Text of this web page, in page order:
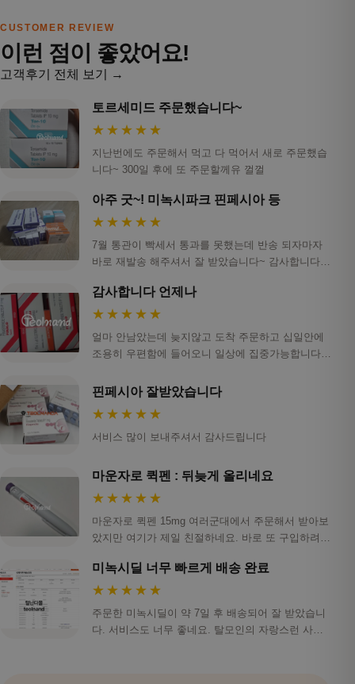
CUSTOMER REVIEW
이런 점이 좋았어요!
고객후기 전체 보기 →
토르세미드 주문했습니다~
★★★★★
지난번에도 주문해서 먹고 다 먹어서 새로 주문했습
니다~ 300일 후에 또 주문할께유 껄껄
아주 굿~! 미녹시파크 핀페시아 등
★★★★★
7월 통관이 빡세서 통과를 못했는데 반송 되자마자
바로 재발송 해주셔서 잘 받았습니다~ 감사합니다!
감사합니다 언제나
★★★★★
얼마 안남았는데 늦지않고 도착 주문하고 십일안에
조용히 우편함에 들어오니 일상에 집중가능합니다.
핀페시아 잘받았습니다
★★★★★
서비스 많이 보내주셔서 감사드립니다
마운자로 퀵펜 : 뒤늦게 올리네요
★★★★★
마운자로 퀵펜 15mg 여러군대에서 주문해서 받아보
았지만 여기가 제일 친절하네요. 바로 또 구입하려하
미녹시딜 너무 빠르게 배송 완료
★★★★★
주문한 미녹시딜이 약 7일 후 배송되어 잘 받았습니
다. 서비스도 너무 좋네요. 탈모인의 자랑스런 사이